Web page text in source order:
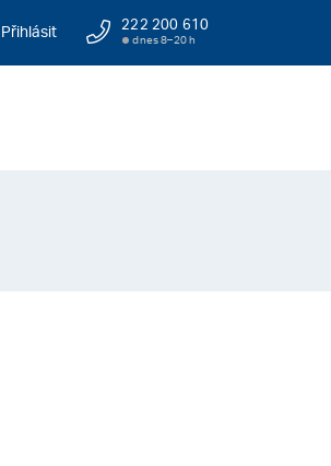
Přihlásit 222 200 610
dnes 8–20 h